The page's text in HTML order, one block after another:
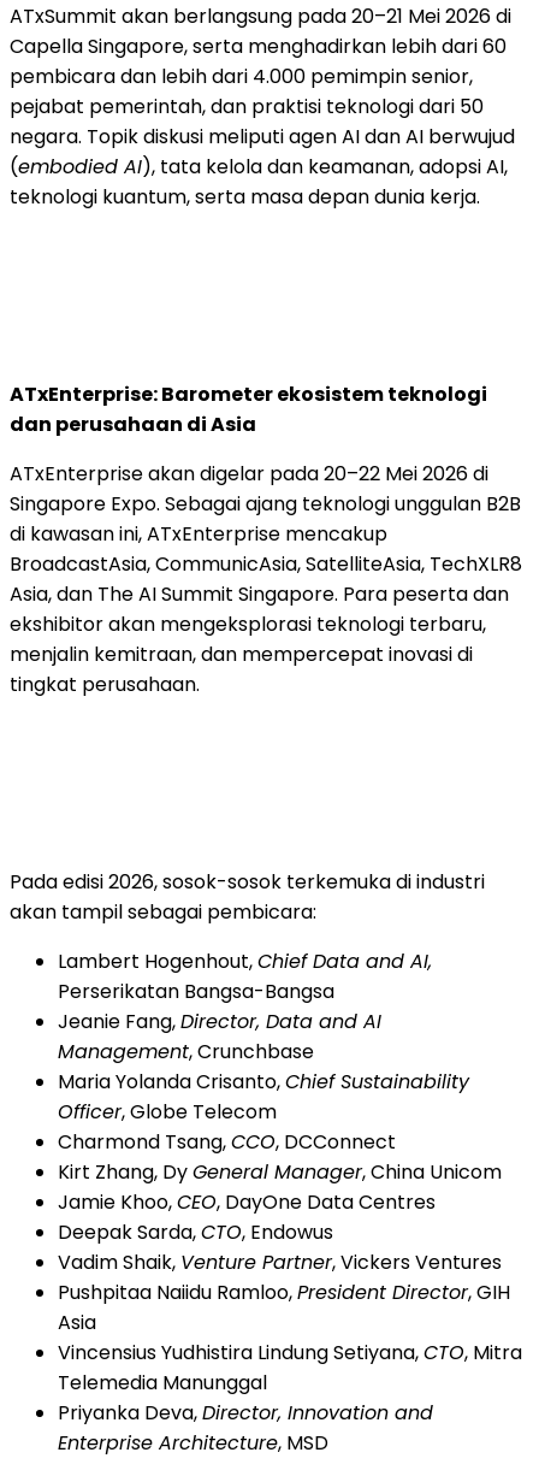
ATxSummit akan berlangsung pada 20–21 Mei 2026 di
Capella Singapore, serta menghadirkan lebih dari 60
pembicara dan lebih dari 4.000 pemimpin senior,
pejabat pemerintah, dan praktisi teknologi dari 50
negara. Topik diskusi meliputi agen AI dan AI berwujud
(embodied AI), tata kelola dan keamanan, adopsi AI,
teknologi kuantum, serta masa depan dunia kerja.
ATxEnterprise: Barometer ekosistem teknologi
dan perusahaan di Asia
ATxEnterprise akan digelar pada 20–22 Mei 2026 di
Singapore Expo. Sebagai ajang teknologi unggulan B2B
di kawasan ini, ATxEnterprise mencakup
BroadcastAsia, CommunicAsia, SatelliteAsia, TechXLR8
Asia, dan The AI Summit Singapore. Para peserta dan
ekshibitor akan mengeksplorasi teknologi terbaru,
menjalin kemitraan, dan mempercepat inovasi di
tingkat perusahaan.
Pada edisi 2026, sosok-sosok terkemuka di industri
akan tampil sebagai pembicara:
Lambert Hogenhout,Chief Data and AI,
Perserikatan Bangsa-Bangsa
Jeanie Fang,Director, Data and AI
Management, Crunchbase
Maria Yolanda Crisanto,Chief Sustainability
Officer, Globe Telecom
Charmond Tsang,CCO, DCConnect
Kirt Zhang, DyGeneral Manager, China Unicom
Jamie Khoo,CEO, DayOne Data Centres
Deepak Sarda,CTO, Endowus
Vadim Shaik, Venture Partner, Vickers Ventures
Pushpitaa Naiidu Ramloo,President Director, GIH
Asia
Vincensius Yudhistira Lindung Setiyana,CTO, Mitra
Telemedia Manunggal
Priyanka Deva,Director, Innovation and
Enterprise Architecture, MSD